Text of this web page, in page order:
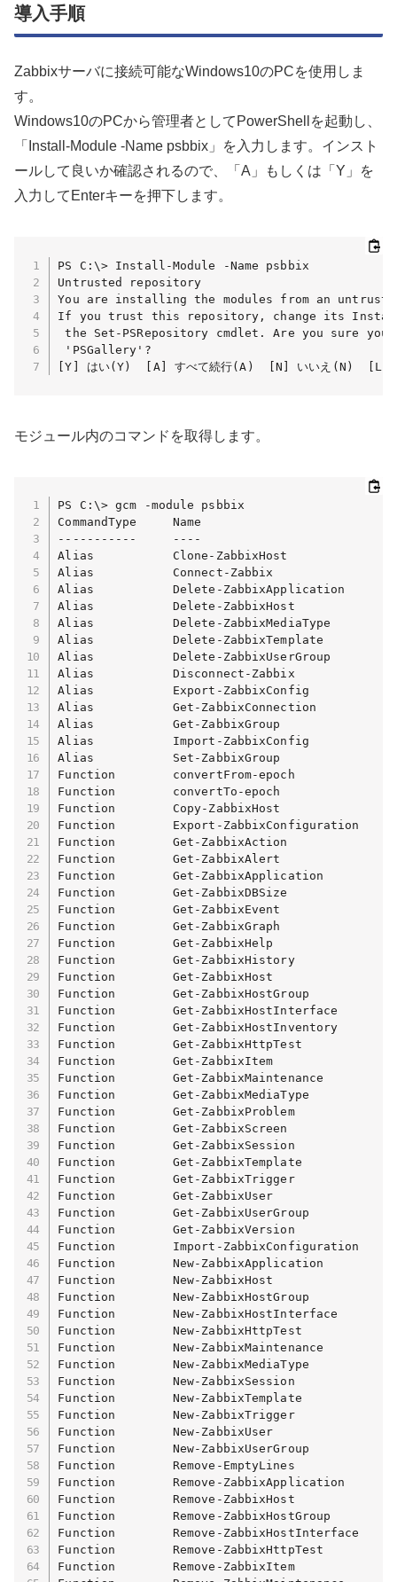
導入手順
Zabbixサーバに接続可能なWindows10のPCを使用しま
す。
Windows10のPCから管理者としてPowerShellを起動し、
「Install-Module -Name psbbix」を入力します。インスト
ールして良いか確認されるので、「A」もしくは「Y」を
入力してEnterキーを押下します。
PS C:\> Install-Module -Name psbbix
Untrusted repository
You are installing the modules from an
If you trust this repository, change its
the Set-PSRepository cmdlet. Are you sure
'PSGallery'?
[Y] はい(Y)  [A] すべて続行(A)  [N] いいえ(N)
モジュール内のコマンドを取得します。
PS C:\> gcm -module psbbix
CommandType     Name
-----------     ----
Alias           Clone-ZabbixHost
Alias           Connect-Zabbix
Alias           Delete-ZabbixApplication
Alias           Delete-ZabbixHost
Alias           Delete-ZabbixMediaType
Alias           Delete-ZabbixTemplate
Alias           Delete-ZabbixUserGroup
Alias           Disconnect-Zabbix
Alias           Export-ZabbixConfig
Alias           Get-ZabbixConnection
Alias           Get-ZabbixGroup
Alias           Import-ZabbixConfig
Alias           Set-ZabbixGroup
Function        convertFrom-epoch
Function        convertTo-epoch
Function        Copy-ZabbixHost
Function        Export-
Function        Get-ZabbixAction
Function        Get-ZabbixAlert
Function        Get-ZabbixApplication
Function        Get-ZabbixDBSize
Function        Get-ZabbixEvent
Function        Get-ZabbixGraph
Function        Get-ZabbixHelp
Function        Get-ZabbixHistory
Function        Get-ZabbixHost
Function        Get-ZabbixHostGroup
Function        Get-ZabbixHostInterface
Function        Get-ZabbixHostInventory
Function        Get-ZabbixHttpTest
Function        Get-ZabbixItem
Function        Get-ZabbixMaintenance
Function        Get-ZabbixMediaType
Function        Get-ZabbixProblem
Function        Get-ZabbixScreen
Function        Get-ZabbixSession
Function        Get-ZabbixTemplate
Function        Get-ZabbixTrigger
Function        Get-ZabbixUser
Function        Get-ZabbixUserGroup
Function        Get-ZabbixVersion
Function        Import-
Function        New-ZabbixApplication
Function        New-ZabbixHost
Function        New-ZabbixHostGroup
Function        New-ZabbixHostInterface
Function        New-ZabbixHttpTest
Function        New-ZabbixMaintenance
Function        New-ZabbixMediaType
Function        New-ZabbixSession
Function        New-ZabbixTemplate
Function        New-ZabbixTrigger
Function        New-ZabbixUser
Function        New-ZabbixUserGroup
Function        Remove-EmptyLines
Function        Remove-
Function        Remove-ZabbixHost
Function        Remove-ZabbixHostGroup
Function        Remove-
Function        Remove-ZabbixHttpTest
Function        Remove-ZabbixItem